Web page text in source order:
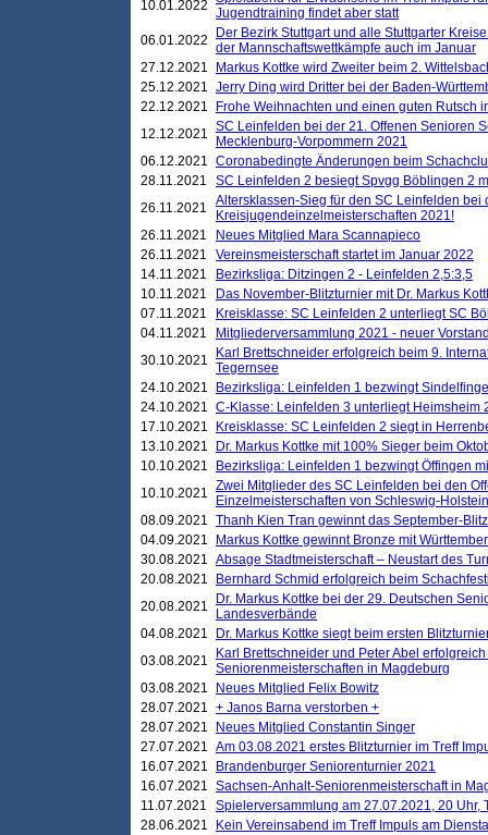
10.01.2022 Jugendtraining findet aber statt
06.01.2022
Der Bezirk Stuttgart und alle Stuttgarter
der Mannschaftswettkämpfe auch im Januar
27.12.2021
Markus Kottke wird Zweiter beim 2.
25.12.2021 Jerry Ding wird Dritter bei der Baden-
22.12.2021
Frohe Weihnachten und einen guten Rutsch
12.12.2021 SC Leinfelden bei der 21. Offenen Senioren
Mecklenburg-Vorpommern 2021
06.12.2021 Coronabedingte Änderungen beim
28.11.2021
SC Leinfelden 2 besiegt Spvgg Böblingen 2
26.11.2021
Altersklassen-Sieg für den SC Leinfelden bei
Kreisjugendeinzelmeisterschaften 2021!
26.11.2021
Neues Mitglied Mara Scannapieco
26.11.2021
Vereinsmeisterschaft startet im Januar 2022
14.11.2021
Bezirksliga: Ditzingen 2 - Leinfelden 2,5:3,5
10.11.2021
Das November-Blitzturnier mit Dr. Markus
07.11.2021
Kreisklasse: SC Leinfelden 2 unterliegt SC
04.11.2021
Mitgliederversammlung 2021 - neuer
30.10.2021
Karl Brettschneider erfolgreich beim 9.
Tegernsee
24.10.2021
Bezirksliga: Leinfelden 1 bezwingt
24.10.2021 C-Klasse: Leinfelden 3 unterliegt Heimsheim
17.10.2021
Kreisklasse: SC Leinfelden 2 siegt in
13.10.2021
Dr. Markus Kottke mit 100% Sieger beim
10.10.2021
Bezirksliga: Leinfelden 1 bezwingt Öffingen
10.10.2021 Zwei Mitglieder des SC Leinfelden bei den
Einzelmeisterschaften von Schleswig-
08.09.2021 Thanh Kien Tran gewinnt das September-
04.09.2021
Markus Kottke gewinnt Bronze mit
30.08.2021 Absage Stadtmeisterschaft – Neustart des
20.08.2021
Bernhard Schmid erfolgreich beim
20.08.2021
Dr. Markus Kottke bei der 29. Deutschen
Landesverbände
04.08.2021
Dr. Markus Kottke siegt beim ersten
03.08.2021
Karl Brettschneider und Peter Abel
Seniorenmeisterschaften in Magdeburg
03.08.2021
Neues Mitglied Felix Bowitz
28.07.2021 + Janos Barna verstorben +
28.07.2021
Neues Mitglied Constantin Singer
27.07.2021 Am 03.08.2021 erstes Blitzturnier im Treff
16.07.2021
Brandenburger Seniorenturnier 2021
16.07.2021 Sachsen-Anhalt-Seniorenmeisterschaft in
11.07.2021
Spielerversammlung am 27.07.2021, 20 Uhr,
28.06.2021
Kein Vereinsabend im Treff Impuls am